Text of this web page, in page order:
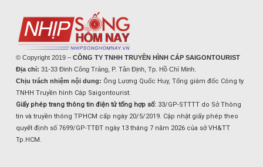
© Copyright 2019 – CÔNG TY TNHH TRUYỀN HÌNH CÁP SAIGONTOURIST
Địa chỉ: 31-33 Đinh Công Tráng, P. Tân Định, Tp. Hồ Chí Minh.
Chịu trách nhiệm nội dung: Ông Lương Quốc Huy, Tổng giám đốc Công ty
TNHH Truyền hình Cáp Saigontourist.
Giấy phép trang thông tin điện tử tổng hợp số: 33/GP-STTTT do Sở Thông
tin và truyền thông TPHCM cấp ngày 20/5/2019. Cập nhật giấy phép theo
quyết định số 7699/GP-TTĐT ngày 13 tháng 7 năm 2026 của sở VH&TT
Tp.HCM.